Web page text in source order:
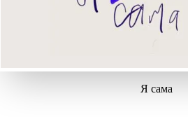
Я сама